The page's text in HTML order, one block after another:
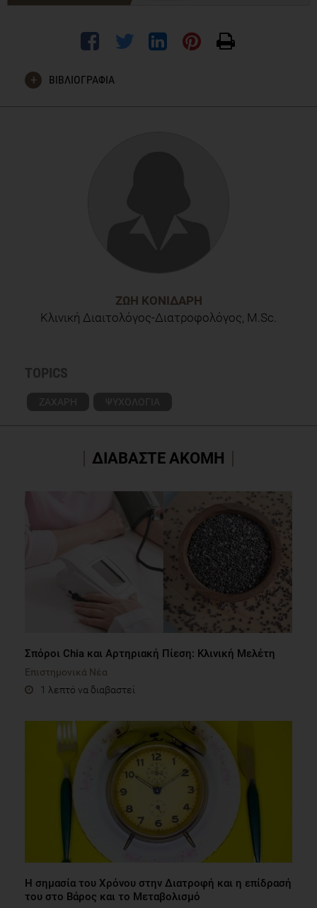
ΒΙΒΛΙΟΓΡΑΦΙΑ
ΖΩΉ ΚΟΝΙΔΆΡΗ
Κλινική Διαιτολόγος-Διατροφολόγος, M.Sc.
TOPICS
ΖΑΧΑΡΗ ΨΥΧΟΛΟΓΙΑ
ΔΙΑΒΑΣΤΕ ΑΚΟΜΗ
Σπόροι Chia και Αρτηριακή Πίεση: Κλινική Μελέτη
Επιστημονικά Νέα
1 λεπτό να διαβαστεί
Η σημασία του Χρόνου στην Διατροφή και η επίδρασή
του στο Βάρος και το Μεταβολισμό